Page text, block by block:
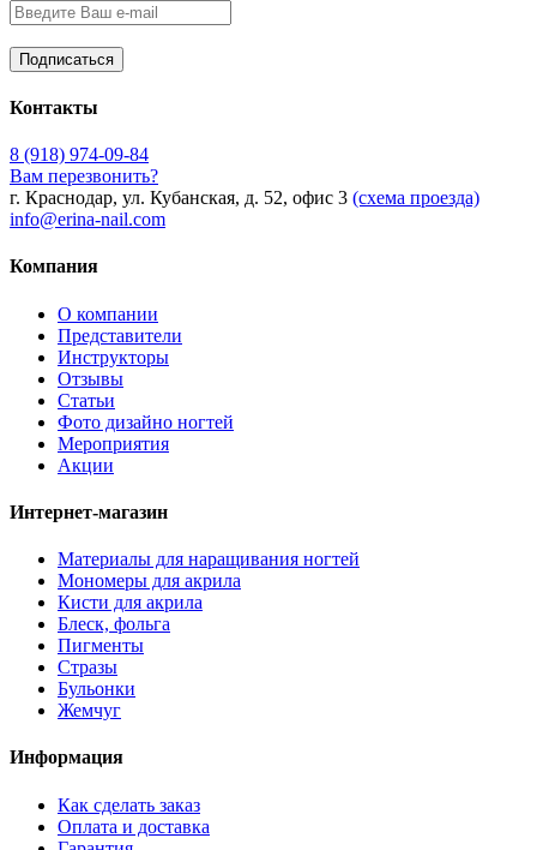
Контакты
8 (918) 974-09-84
Вам перезвонить?
г. Краснодар, ул. Кубанская, д. 52, офис 3 (схема проезда)
info@erina-nail.com
Компания
О компании
Представители
Инструкторы
Отзывы
Статьи
Фото дизайно ногтей
Мероприятия
Акции
Интернет-магазин
Материалы для наращивания ногтей
Мономеры для акрила
Кисти для акрила
Блеск, фольга
Пигменты
Стразы
Бульонки
Жемчуг
Информация
Как сделать заказ
Оплата и доставка